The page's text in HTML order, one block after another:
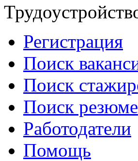
Регистрация
Поиск
Поиск
Поиск резюме
Работодатели
Помощь